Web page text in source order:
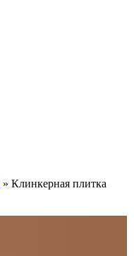
» Клинкерная плитка